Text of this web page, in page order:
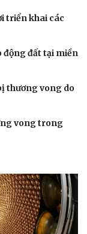
triển khai các
động đất tại miền
thương vong do
vong trong